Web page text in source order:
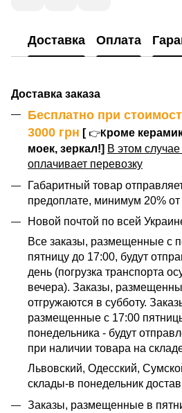
Доставка Оплата
Доставка заказа
Бесплатно при
3000 грн [ 👉Кроме
моек, зеркал!] В этом
оплачивает перевозку
Габаритный товар
предоплате, минимум 20% от
Новой почтой по всей
Все заказы, размещенные с
пятницу до 17:00, будут
день (погрузка транспорта
вечера). Заказы,
отгружаются в субботу.
размещенные с 17:00
понедельника - будут
при наличии товара на
Львовский, Одесский,
склады-в понедельник
Заказы, размещенные в